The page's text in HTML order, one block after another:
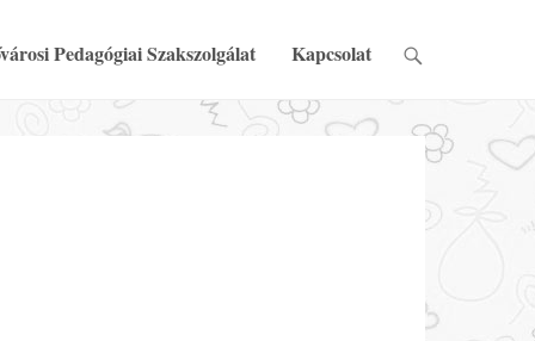
Pedagógiai Szakszolgálat Kapcsolat